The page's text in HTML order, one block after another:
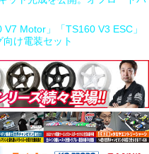
Motor」「TS160 V3 ESC」
け電装セット